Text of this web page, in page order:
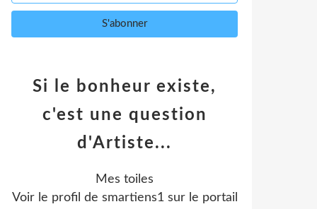
Si le bonheur existe,
c'est une question
d'Artiste...
Mes toiles
Voir le profil de smartiens1sur le portail